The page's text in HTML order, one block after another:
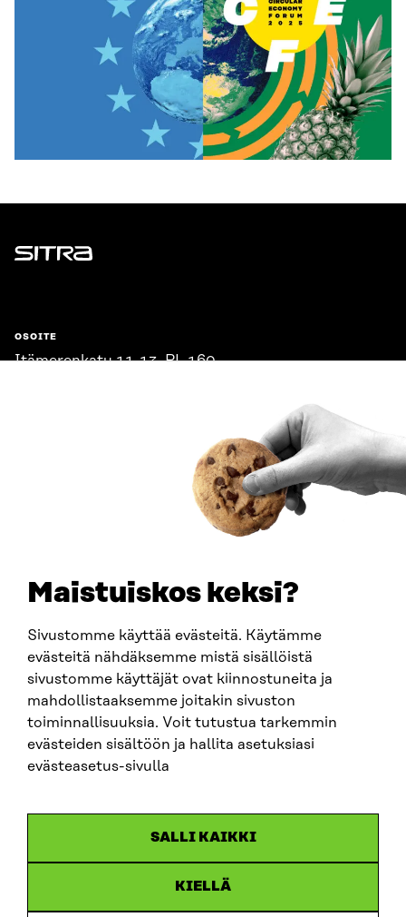
Maistuiskos keksi?
Sivustomme käyttää evästeitä. Käytämme
evästeitä nähdäksemme mistä sisällöistä
sivustomme käyttäjät ovat kiinnostuneita ja
mahdollistaaksemme joitakin sivuston
toiminnallisuuksia. Voit tutustua tarkemmin
evästeiden sisältöön ja hallita asetuksiasi
evästeasetus-sivulla
SALLI KAIKKI
KIELLÄ
Sitra
OSOITE
Itämerenkatu 11-13, PL 160,
SITRA SOSIAALISESSA MEDIASSA
LinkedIn
Instagram
YouTube